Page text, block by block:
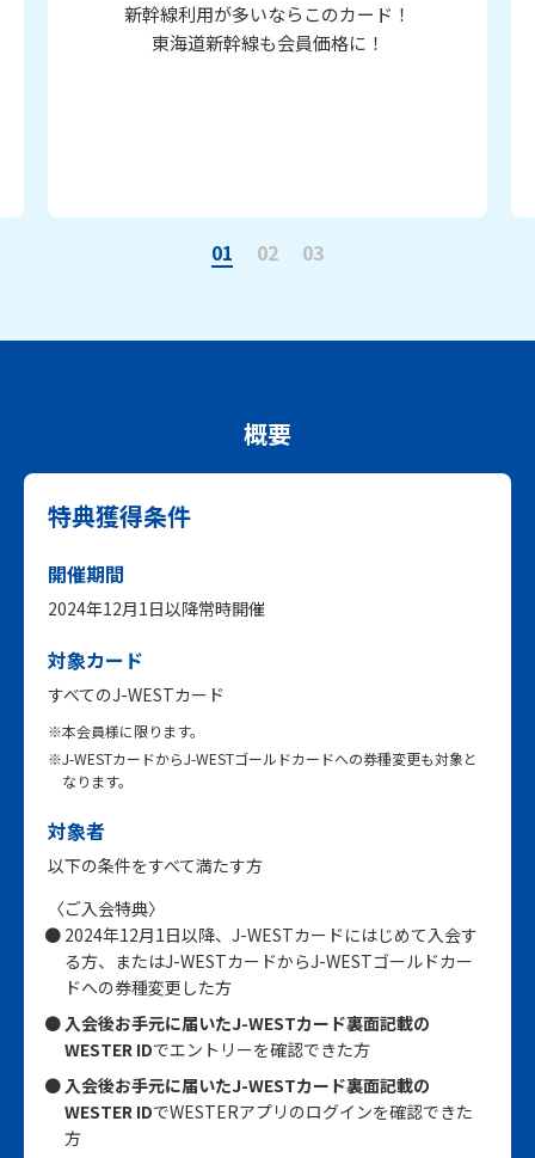
新幹線利用が多いならこのカード！
東海道新幹線も会員価格に！
01 02 03
概要
特典獲得条件
開催期間
2024年12月1日以降常時開催
対象カード
すべてのJ-WESTカード
※本会員様に限ります。
※J-WESTカードからJ-WESTゴールドカードへの券種変更も対象と
なります。
対象者
以下の条件をすべて満たす方
〈ご入会特典〉
2024年12月1日以降、J-WESTカードにはじめて入会す
る方、またはJ-WESTカードからJ-WESTゴールドカー
ドへの券種変更した方
入会後お手元に届いたJ-WESTカード裏面記載の
WESTER IDでエントリーを確認できた方
入会後お手元に届いたJ-WESTカード裏面記載の
WESTER IDでWESTERアプリのログインを確認できた
方